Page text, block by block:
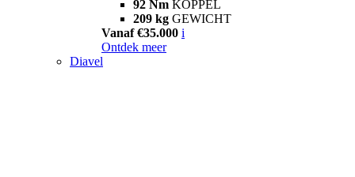
92 Nm KOPPEL
209 kg GEWICHT
Vanaf €35.000 i
Ontdek meer
Diavel